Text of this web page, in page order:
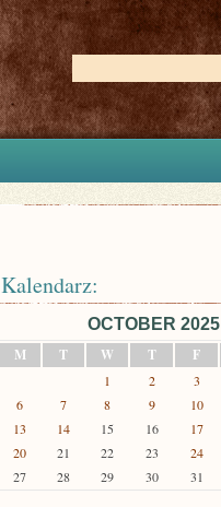
Kalendarz:
OCTOBER 2025
M
T W T F
1 2 3
6
7 8 9 10
13
14 15 16 17
20
21 22 23 24
27
28 29 30 31